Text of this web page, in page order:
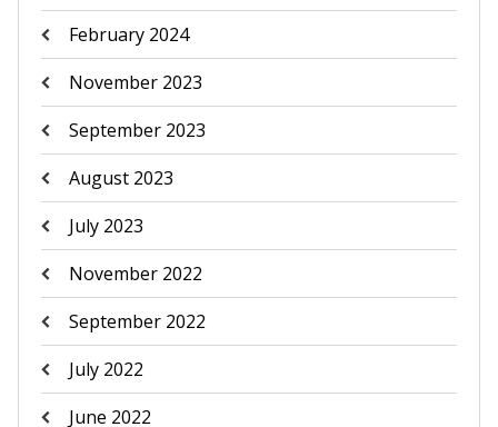
February 2024
November 2023
September 2023
August 2023
July 2023
November 2022
September 2022
July 2022
June 2022